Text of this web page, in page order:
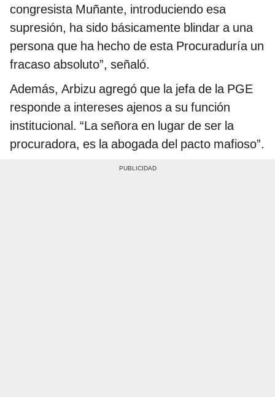
congresista Muñante, introduciendo esa
supresión, ha sido básicamente blindar a una
persona que ha hecho de esta Procuraduría un
fracaso absoluto”, señaló.
Además, Arbizu agregó que la jefa de la PGE
responde a intereses ajenos a su función
institucional. “La señora en lugar de ser la
procuradora, es la abogada del pacto mafioso”.